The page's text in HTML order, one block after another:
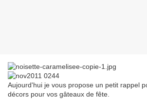
Aujourd'hui je vous propose un petit rappel
décors pour vos gâteaux de fête.